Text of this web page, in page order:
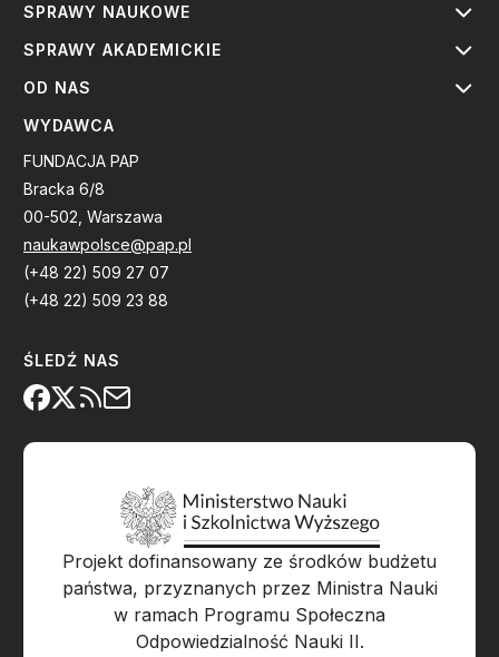
SPRAWY NAUKOWE
SPRAWY AKADEMICKIE
OD NAS
WYDAWCA
FUNDACJA PAP
Bracka 6/8
00-502, Warszawa
naukawpolsce@pap.pl
(+48 22) 509 27 07
(+48 22) 509 23 88
ŚLEDŹ NAS
Projekt dofinansowany ze środków budżetu
państwa, przyznanych przez Ministra Nauki
w ramach Programu Społeczna
Odpowiedzialność Nauki II.